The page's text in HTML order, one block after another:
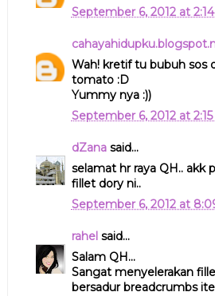
September 6, 2012 at 2:14
Wah! kretif tu bubuh sos
tomato :D
Yummy nya :))
September 6, 2012 at 2:15
dZanasaid...
selamat hr raya QH.. akk
fillet dory ni..
September 6, 2012 at
rahel said...
Salam QH...
Sangat menyelerakan
bersadur breadcrumbs